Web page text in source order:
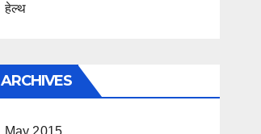
हेल्थ
ARCHIVES
May 2015